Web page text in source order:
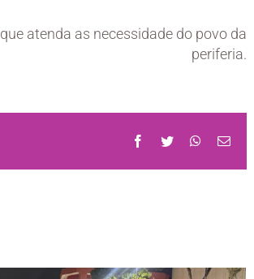
atenda as necessidade do povo da
periferia.
Facebook
Twitter WhatsApp
Email